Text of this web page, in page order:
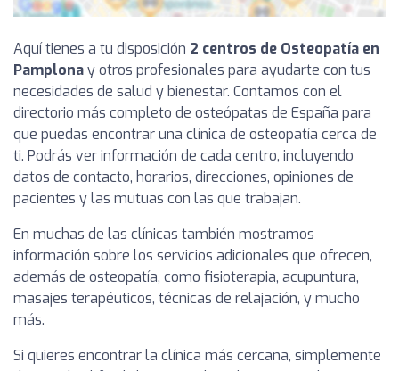
Aquí tienes a tu disposición 2 centros de Osteopatía en
Pamplonay otros profesionales para ayudarte con tus
necesidades de salud y bienestar. Contamos con el
directorio más completo de osteópatas de España para
que puedas encontrar una clínica de osteopatía cerca de
ti. Podrás ver información de cada centro, incluyendo
datos de contacto, horarios, direcciones, opiniones de
pacientes y las mutuas con las que trabajan.
En muchas de las clínicas también mostramos
información sobre los servicios adicionales que ofrecen,
además de osteopatía, como fisioterapia, acupuntura,
masajes terapéuticos, técnicas de relajación, y mucho
más.
Si quieres encontrar la clínica más cercana, simplemente